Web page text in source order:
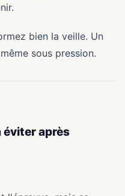
bien la veille. Un
sous pression.
éviter après